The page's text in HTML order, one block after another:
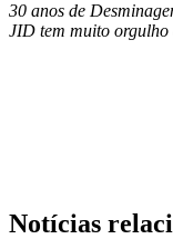
30 anos de
JID tem muito orgulho
Notícias